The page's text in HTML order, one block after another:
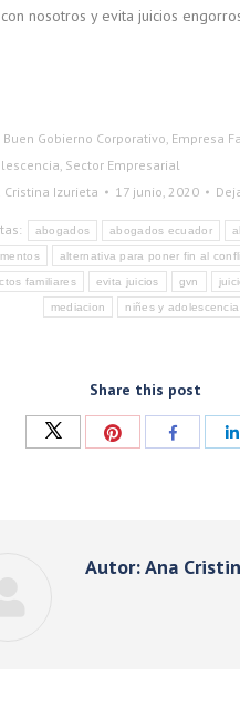
nosotros y evita juicios
Buen Gobierno Corporativo, Empresa
, Sector Empresarial
Cristina Izurieta 17 junio, 2020
abogados abogados ecuador
alternativa para poner fin al
familiares evita juicios gvn
mediacion niñes y adolescencia
Share this post
Compartir CompartirCompartir
Autor:Ana